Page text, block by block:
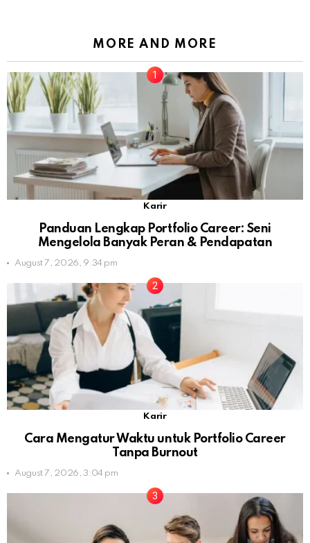
MORE AND MORE
Karir
Panduan Lengkap Portfolio Career: Seni
Mengelola Banyak Peran & Pendapatan
August 7, 2026, 9:34 pm
Karir
Cara Mengatur Waktu untuk Portfolio Career
Tanpa Burnout
August 7, 2026, 3:04 pm